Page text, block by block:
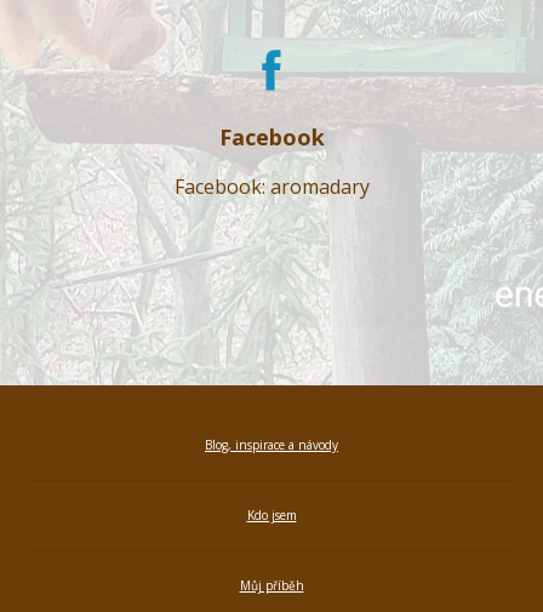
Facebook
Facebook: aromadary
Blog, inspirace a návody
Kdo jsem
Můj příběh